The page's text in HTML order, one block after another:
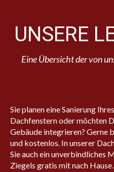
UNSERE
Eine Übersicht der von
Sie planen eine Sanierung
Dachfenstern oder möchten
Gebäude integrieren? Gerne
und kostenlos. In unserer
Sie auch ein unverbindliches
Ziegels gratis mit nach